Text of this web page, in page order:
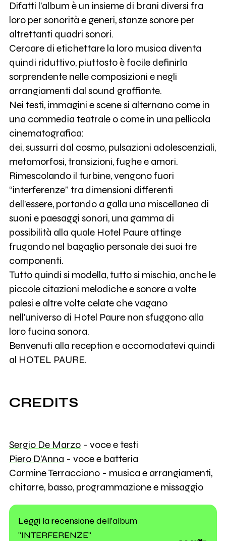
Difatti l’album è un insieme di brani diversi fra
loro per sonorità e generi, stanze sonore per
altrettanti quadri sonori.
Cercare di etichettare la loro musica diventa
quindi riduttivo, piuttosto è facile definirla
sorprendente nelle composizioni e negli
arrangiamenti dal sound graffiante.
Nei testi, immagini e scene si alternano come in
una commedia teatrale o come in una pellicola
cinematografica:
dei, sussurri dal cosmo, pulsazioni adolescenziali,
metamorfosi, transizioni, fughe e amori.
Rimescolando il turbine, vengono fuori
“interferenze” tra dimensioni differenti
dell’essere, portando a galla una miscellanea di
suoni e paesaggi sonori, una gamma di
possibilità alla quale Hotel Paure attinge
frugando nel bagaglio personale dei suoi tre
componenti.
Tutto quindi si modella, tutto si mischia, anche le
piccole citazioni melodiche e sonore a volte
palesi e altre volte celate che vagano
nell'universo di Hotel Paure non sfuggono alla
loro fucina sonora.
Benvenuti alla reception e accomodatevi quindi
al HOTEL PAURE.
CREDITS
Sergio De Marzo- voce e testi
Piero D'Anna - voce e batteria
Carmine Terracciano- musica e arrangiamenti,
chitarre, basso, programmazione e missaggio
Leggi la recensione dell'album
"INTERFERENZE"